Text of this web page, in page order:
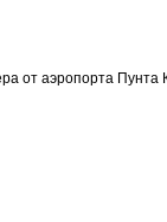
от аэропорта Пунта